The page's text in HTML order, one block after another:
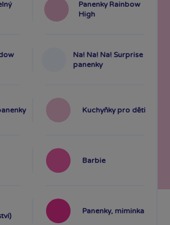
Panenky Rainbow
High
Na! Na! Na! Surprise
panenky
Kuchyňky pro děti
Barbie
Panenky, miminka